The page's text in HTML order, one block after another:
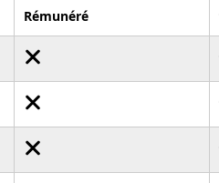
Rémunéré